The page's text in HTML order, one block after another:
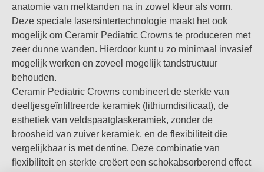
behoudt. Het ontwerp van de tandpreparatie is gebaseerd
op de mate van cariësverwijdering, met een randdikte van
0,5 mm.
De kronen volgen de gingivale contouren van natuurlijke
melktanden, waardoor overmatige tandreductie tijdens
plaatsing wordt verminderd. De randen worden
supragingivaal of equigingivaal geplaatst, waardoor het
risico op tandvleesbloedingen wordt verminderd en het
plaatsen van de kroon eenvoudig en comfortabel wordt.
Gebruik de Ceramir Sizing Guide om de juiste kroonmaat te
selecteren. De kroon kan worden aangepast aan het
preparatieontwerp en worden omgezet in gedeeltelijke
anatomie van melktanden na in zowel kleur als vorm.
Deze speciale lasersintertechnologie maakt het ook
mogelijk om Ceramir Pediatric Crowns te produceren met
zeer dunne wanden. Hierdoor kunt u zo minimaal invasief
mogelijk werken en zoveel mogelijk tandstructuur
behouden.
Ceramir Pediatric Crowns combineert de sterkte van
deeltjesgeïnfiltreerde keramiek (lithiumdisilicaat), de
esthetiek van veldspaatglaskeramiek, zonder de
broosheid van zuiver keramiek, en de flexibiliteit die
vergelijkbaar is met dentine. Deze combinatie van
flexibiliteit en sterkte creëert een schokabsorberend effect